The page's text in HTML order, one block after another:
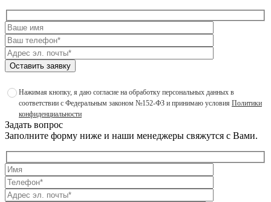
Оставить заявку
Нажимая кнопку, я даю согласие на обработку персональных данных в
соответствии с Федеральным законом №152-ФЗ и принимаю условия Политики
конфиденциальности
Задать вопрос
Заполните форму ниже и наши менеджеры свяжутся с Вами.